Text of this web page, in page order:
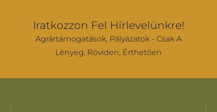
Iratkozzon Fel Hírlevelünkre!
Agrártámogatások, Pályázatok - Csak A
Lényeg, Röviden, Érthetően